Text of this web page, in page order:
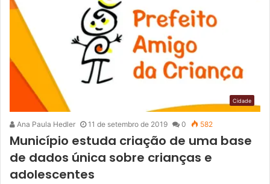
Cidade
Ana Paula Hedler 11 de setembro de 2019 0 582
Município estuda criação de uma base
de dados única sobre crianças e
adolescentes